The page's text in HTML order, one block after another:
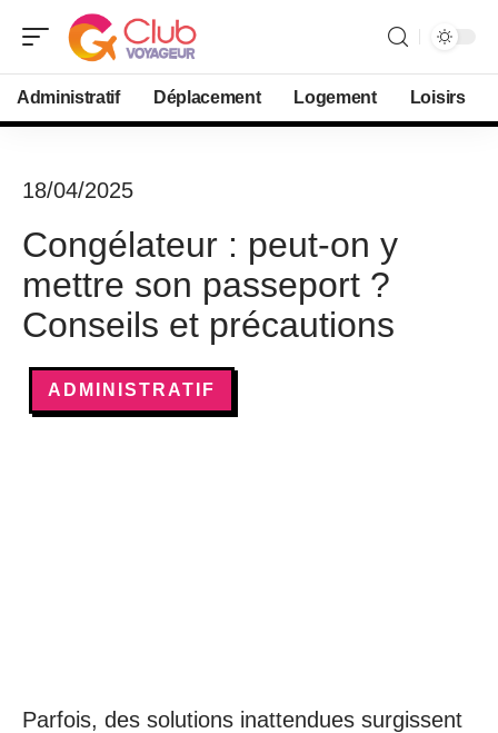
Administratif Déplacement Logement Loisirs
18/04/2025
Congélateur : peut-on y
mettre son passeport ?
Conseils et précautions
ADMINISTRATIF
Parfois, des solutions inattendues surgissent